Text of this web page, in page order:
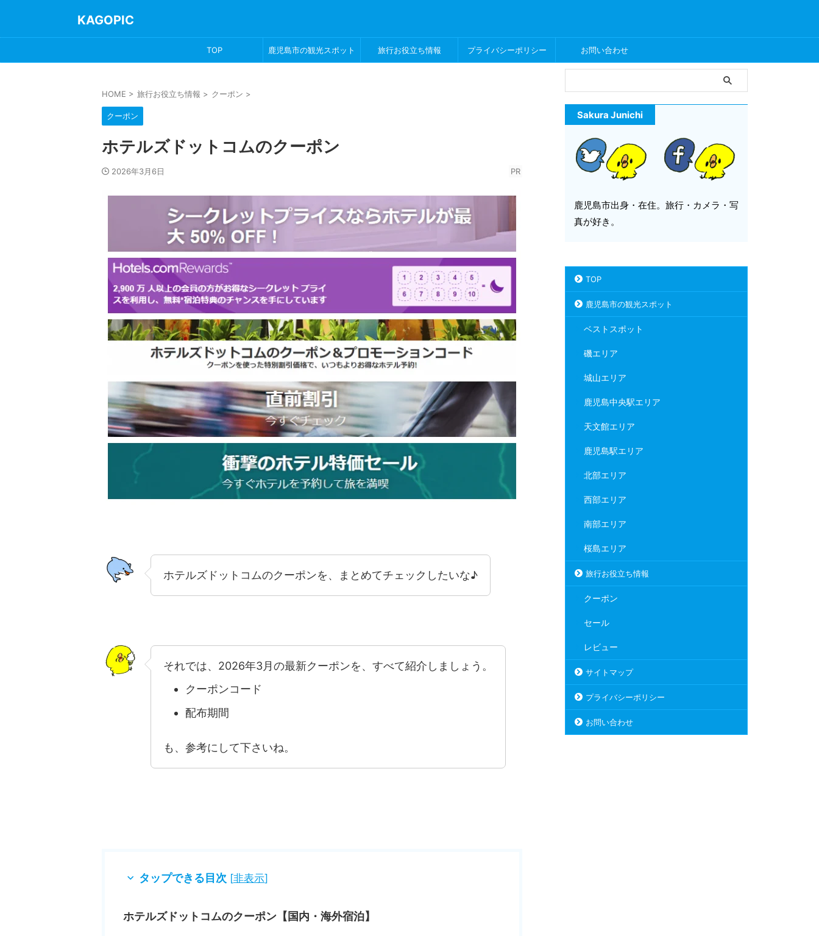
KAGOPIC
TOP 鹿児島市の観光スポット 旅行お役立ち情報 プライバシーポリシー お問い合わせ
HOME > 旅行お役立ち情報 > クーポン >
クーポン
ホテルズドットコムのクーポン
2026年3月6日 PR
ホテルズドットコムのクーポンを、まとめてチェックしたいな♪
それでは、2026年3月の最新クーポンを、すべて紹介しましょう。
クーポンコード
配布期間
も、参考にして下さいね。
タップできる目次 [非表示]
ホテルズドットコムのクーポン【国内・海外宿泊】
Sakura Junichi
鹿児島市出身・在住。旅行・カメラ・写
真が好き。
TOP
鹿児島市の観光スポット
ベストスポット
磯エリア
城山エリア
鹿児島中央駅エリア
天文館エリア
鹿児島駅エリア
北部エリア
西部エリア
南部エリア
桜島エリア
旅行お役立ち情報
クーポン
セール
レビュー
サイトマップ
プライバシーポリシー
お問い合わせ